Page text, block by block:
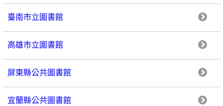
臺南市立圖書館
高雄市立圖書館
屏東縣公共圖書館
宜蘭縣公共圖書館